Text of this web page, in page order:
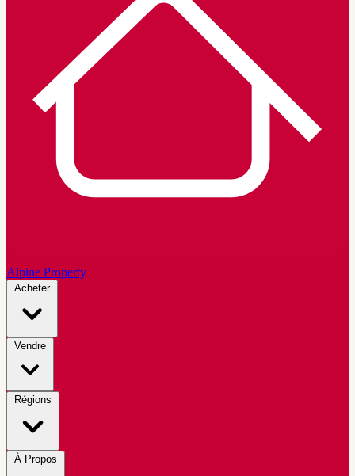
Alpine Property
Acheter
Vendre
Régions
À Propos